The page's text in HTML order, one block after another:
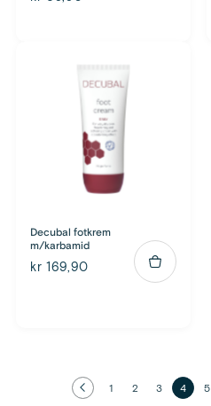
Decubal fotkrem
m/karbamid
kr 169,90
1 2 3 4 5